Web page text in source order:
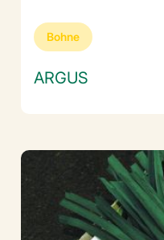
Bohne
ARGUS